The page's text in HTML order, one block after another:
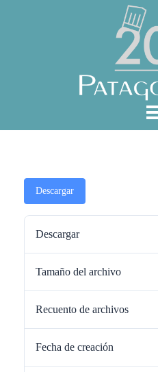
Descargar
Descargar
Tamaño del archivo
Recuento de archivos
Fecha de creación